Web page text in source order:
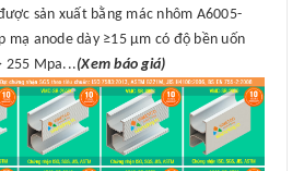
sản xuất bằng mác nhôm A6005-
mạ anode dày ≥15 μm có độ bền uốn
255 Mpa...(Xem báo giá)